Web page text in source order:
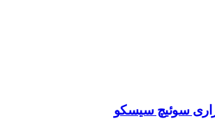
سوئیچ سیسکو